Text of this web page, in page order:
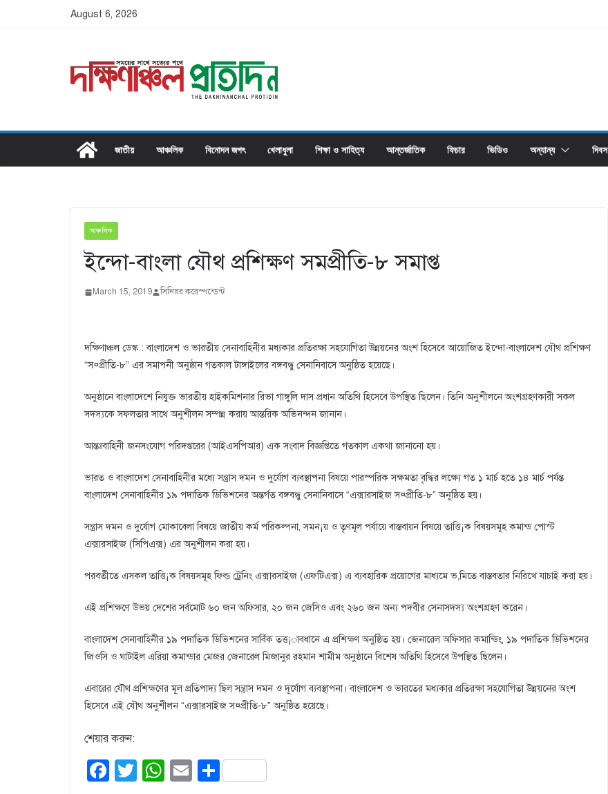
August 6, 2026
জাতীয় আঞ্চলিক বিনোদন জগৎ খেলাধুলা শিক্ষা ও সাহিত্য আন্তর্জাতিক ফিচার ভিডিও অন্যান্য দিবস
আঞ্চলিক
ইন্দো-বাংলা যৌথ প্রশিক্ষণ সমপ্রীতি-৮ সমাপ্ত
March 15, 2019 সিনিয়র করেস্পন্ডেন্ট
দক্ষিণাঞ্চল ডেস্ক : বাংলাদেশ ও ভারতীয় সেনাবাহিনীর মধ্যকার প্রতিরক্ষা সহযোগিতা উন্নয়নের অংশ হিসেবে আয়োজিত ইন্দো-বাংলাদেশ যৌথ প্রশিক্ষণ
“স¤প্রীতি-৮” এর সমাপনী অনুষ্ঠান গতকাল টাঙ্গাইলের বঙ্গবন্ধু সেনানিবাসে অনুষ্ঠিত হয়েছে।
অনুষ্ঠানে বাংলাদেশে নিযুক্ত ভারতীয় হাইকমিশনার রিভা গাঙ্গুলি দাস প্রধান অতিথি হিসেবে উপস্থিত ছিলেন। তিনি অনুশীলনে অংশগ্রহণকারী সকল
সদস্যকে সফলতার সাথে অনুশীলন সম্পন্ন করায় আন্তরিক অভিনন্দন জানান।
আন্তঃবাহিনী জনসংযোগ পরিদপ্তরের (আইএসপিআর) এক সংবাদ বিজ্ঞপ্তিতে গতকাল একথা জানানো হয়।
ভারত ও বাংলাদেশ সেনাবাহিনীর মধ্যে সন্ত্রাস দমন ও দুর্যোগ ব্যবস্থাপনা বিষয়ে পারস্পরিক সক্ষমতা বৃদ্ধির লক্ষ্যে গত ১ মার্চ হতে ১৪ মার্চ পর্যন্ত
বাংলাদেশ সেনাবাহিনীর ১৯ পদাতিক ডিভিশনের অন্তর্গত বঙ্গবন্ধু সেনানিবাসে “এক্সারসাইজ স¤প্রীতি-৮” অনুষ্ঠিত হয়।
সন্ত্রাস দমন ও দুর্যোগ মোকাবেলা বিষয়ে জাতীয় কর্ম পরিকল্পনা, সমন¡য় ও তৃণমূল পর্যায়ে বাস্তবায়ন বিষয়ে তাত্তি¡ক বিষয়সমূহ কমান্ড পোস্ট
এক্সারসাইজ (সিপিএক্স) এর অনুশীলন করা হয়।
পরবর্তীতে এসকল তাত্তি¡ক বিষয়সমূহ ফিল্ড ট্রেনিং এক্সারসাইজ (এফটিএক্স) এ ব্যবহারিক প্রয়োগের মাধ্যমে ভ‚মিতে বাস্তবতার নিরিখে যাচাই করা হয়।
এই প্রশিক্ষণে উভয় দেশের সর্বমোট ৬০ জন অফিসার, ২০ জন জেসিও এবং ২৬০ জন অন্য পদবীর সেনাসদস্য অংশগ্রহণ করেন।
বাংলাদেশ সেনাবাহিনীর ১৯ পদাতিক ডিভিশনের সার্বিক তত্ত¡াবধানে এ প্রশিক্ষণ অনুষ্ঠিত হয়। জেনারেল অফিসার কমান্ডিং, ১৯ পদাতিক ডিভিশনের
জিওসি ও ঘাটাইল এরিয়া কমান্ডার মেজর জেনারেল মিজানুর রহমান শামীম অনুষ্ঠানে বিশেষ অতিথি হিসেবে উপস্থিত ছিলেন।
এবারের যৌথ প্রশিক্ষণের মূল প্রতিপাদ্য ছিল সন্ত্রাস দমন ও দূর্যোগ ব্যবস্থাপনা। বাংলাদেশ ও ভারতের মধ্যকার প্রতিরক্ষা সহযোগিতা উন্নয়নের অংশ
হিসেবে এই যৌথ অনুশীলন “এক্সারসাইজ স¤প্রীতি-৮” অনুষ্ঠিত হয়েছে।
শেয়ার করুন:
F
T
W E S